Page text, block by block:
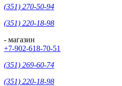
(351) 270-50-94
(351) 220-18-98
- магазин
+7-902-618-70-51
(351) 269-60-74
(351) 220-18-98